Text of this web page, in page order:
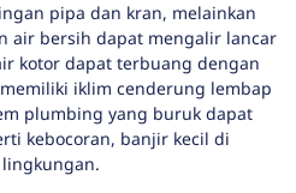
pipa dan kran, melainkan
air bersih dapat mengalir lancar
kotor dapat terbuang dengan
iklim cenderung lembap
plumbing yang buruk dapat
kebocoran, banjir kecil di